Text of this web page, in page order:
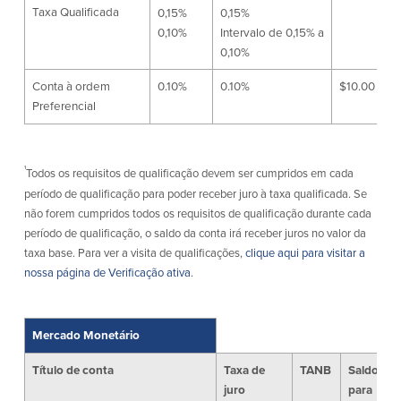
Quem somos
Quem somos
Locais dos balcões em MA e RI
Ajuda e suporte
Carreiras
Afiliados
Plimoth Investment Advisors
Políticas
Política de privacidade
Seguro de depósito FDIC e DIF
Taxa Qualificada
0,15%
0,10%
0,15%
Intervalo de 0,15% a
0,10%
Conta à ordem
Preferencial
0.10% 0.10% $10.00
¹Todos os requisitos de qualificação devem ser cumpridos em cada
período de qualificação para poder receber juro à taxa qualificada. Se
não forem cumpridos todos os requisitos de qualificação durante cada
período de qualificação, o saldo da conta irá receber juros no valor da
taxa base. Para ver a visita de qualificações, clique aqui para visitar a
nossa página de Verificação ativa.
Mercado Monetário
Título de conta
Taxa de
juro
TANB
Saldo
para